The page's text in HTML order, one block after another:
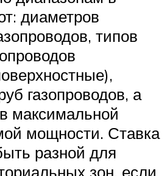
диаметров
типов
газопроводов, а
максимальной
мощности. Ставка
разной для
зон, если